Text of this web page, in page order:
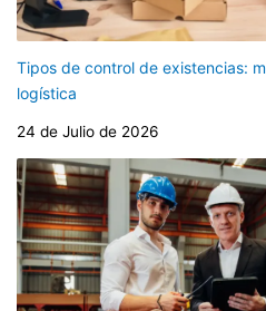
Tipos de control de existencias:
logística
24 de Julio de 2026